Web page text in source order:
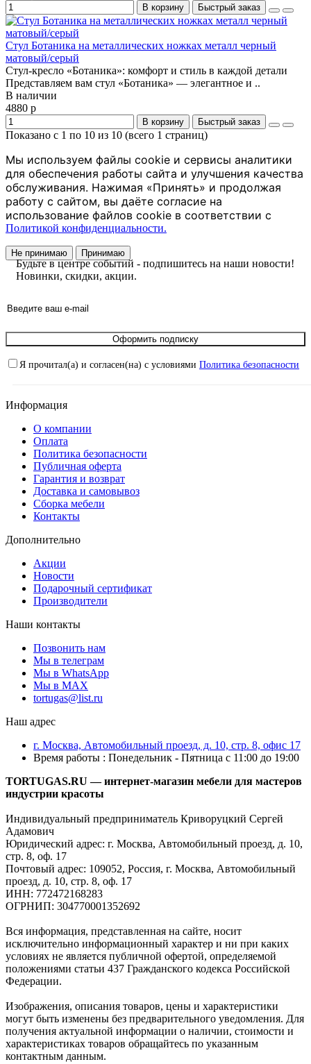
В корзину Быстрый заказ
Стул Ботаника на металлических ножках металл черный
матовый/серый
Стул-кресло «Ботаника»: комфорт и стиль в каждой детали
Представляем вам стул «Ботаника» — элегантное и ..
В наличии
4880 р
В корзину Быстрый заказ
Показано с 1 по 10 из 10 (всего 1 страниц)
Мы используем файлы cookie и сервисы аналитики
для обеспечения работы сайта и улучшения качества
обслуживания. Нажимая «Принять» и продолжая
работу с сайтом, вы даёте согласие на
использование файлов cookie в соответствии с
Политикой конфиденциальности.
Не принимаю Принимаю
Будьте в центре событий - подпишитесь на наши новости!
Новинки, скидки, акции.
Оформить подписку
Я прочитал(а) и согласен(на) с условиями Политика безопасности
Информация
О компании
Оплата
Политика безопасности
Публичная оферта
Гарантия и возврат
Доставка и самовывоз
Сборка мебели
Контакты
Дополнительно
Акции
Новости
Подарочный сертификат
Производители
Наши контакты
Позвонить нам
Мы в телеграм
Мы в WhatsApp
Мы в MAX
tortugas@list.ru
Наш адрес
г. Москва, Автомобильный проезд, д. 10, стр. 8, офис 17
Время работы : Понедельник - Пятница с 11:00 до 19:00
TORTUGAS.RU — интернет-магазин мебели для мастеров
индустрии красоты
Индивидуальный предприниматель Криворуцкий Сергей
Адамович
Юридический адрес: г. Москва, Автомобильный проезд, д. 10,
стр. 8, оф. 17
Почтовый адрес: 109052, Россия, г. Москва, Автомобильный
проезд, д. 10, стр. 8, оф. 17
ИНН: 772472168283
ОГРНИП: 304770001352692
Вся информация, представленная на сайте, носит
исключительно информационный характер и ни при каких
условиях не является публичной офертой, определяемой
положениями статьи 437 Гражданского кодекса Российской
Федерации.
Изображения, описания товаров, цены и характеристики
могут быть изменены без предварительного уведомления. Для
получения актуальной информации о наличии, стоимости и
характеристиках товаров обращайтесь по указанным
контактным данным.